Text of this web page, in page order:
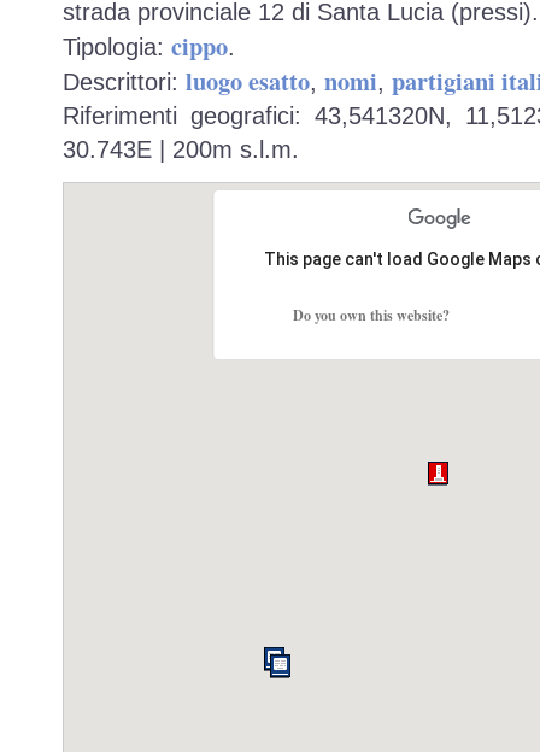
strada provinciale 12 di Santa Lucia (pressi).
Tipologia: cippo.
Descrittori: luogo esatto, nomi, partigiani
Riferimenti geografici: 43,541320N,
30.743E | 200m s.l.m.
This page can't load Google
Do you own this website?